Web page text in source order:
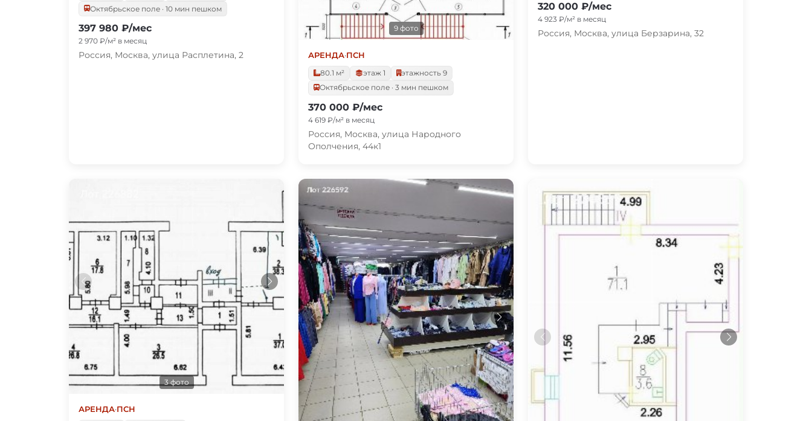
Октябрьское поле · 10 мин пешком
397 980 ₽/мес
2 970 ₽/м² в месяц
Россия, Москва, улица Расплетина, 2
9 фото
АРЕНДА·ПСН
80.1 м²
этаж 1
этажность 9
Октябрьское поле · 3 мин пешком
370 000 ₽/мес
4 619 ₽/м² в месяц
Россия, Москва, улица Народного
Ополчения, 44к1
320 000 ₽/мес
4 923 ₽/м² в месяц
Россия, Москва, улица Берзарина, 32
3 фото
АРЕНДА·ПСН